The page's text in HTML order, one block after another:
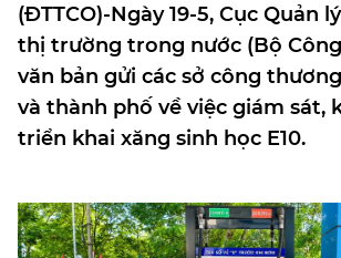
(ĐTTCO)-Ngày 19-5, Cục Quản
thị trường trong nước (Bộ
văn bản gửi các sở công
và thành phố về việc giám sát,
triển khai xăng sinh học E10.